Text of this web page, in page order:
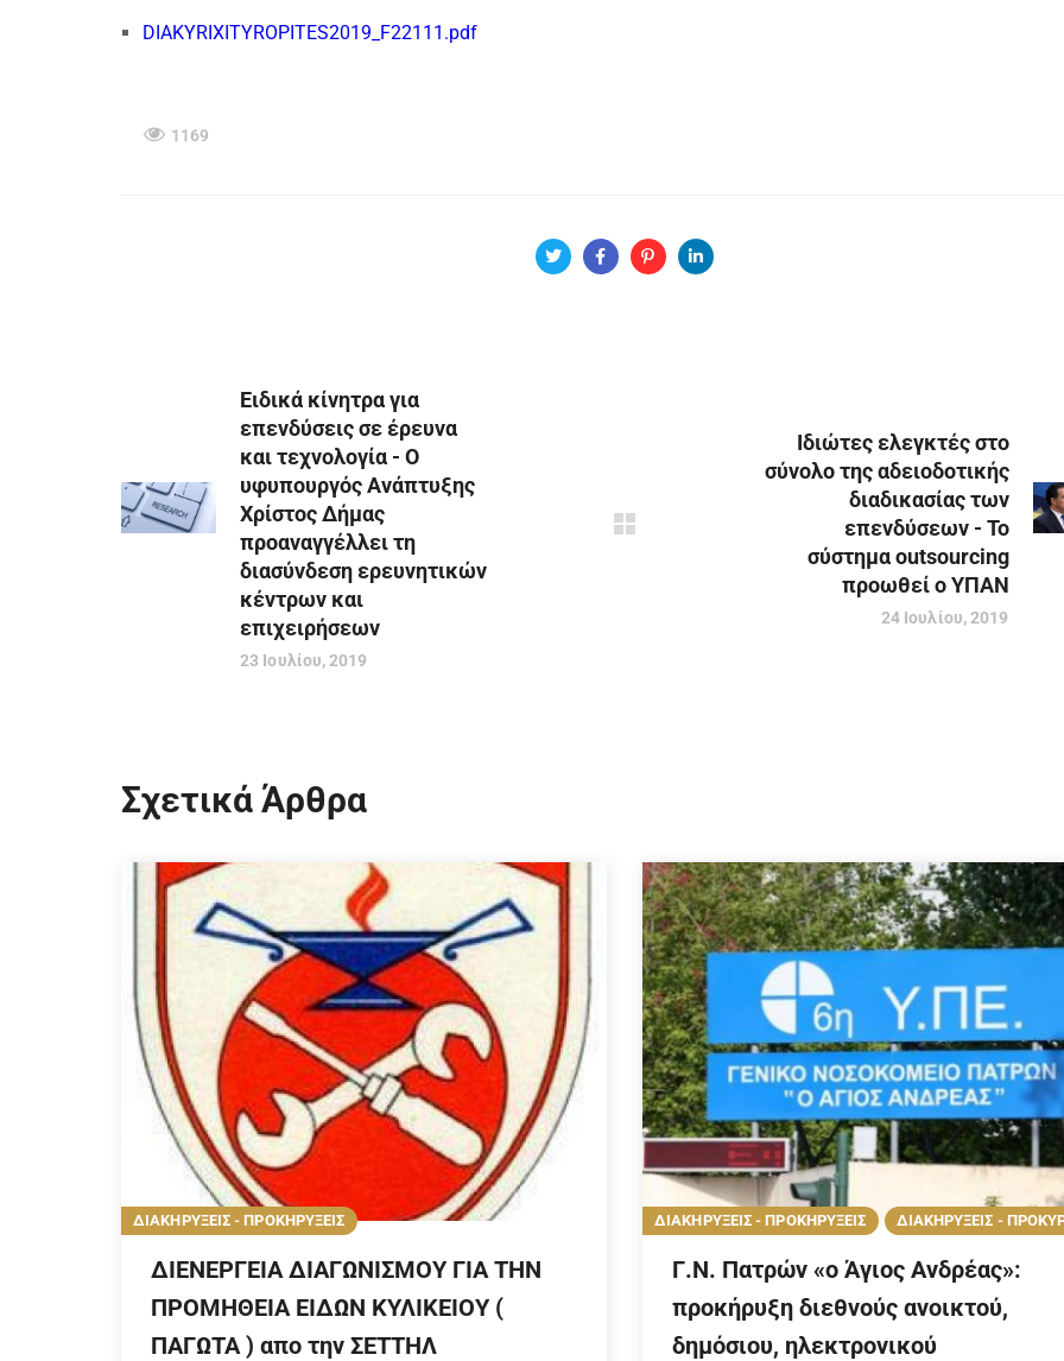
DIAKYRIXITYROPITES2019_F22111.pdf
1169
Ειδικά κίνητρα για
επενδύσεις σε έρευνα
και τεχνολογία - Ο
υφυπουργός Ανάπτυξης
Χρίστος Δήμας
προαναγγέλλει τη
διασύνδεση ερευνητικών
κέντρων και
επιχειρήσεων
23 Ιουλίου, 2019
Ιδιώτες ελεγκτές στο
σύνολο της αδειοδοτικής
διαδικασίας των
επενδύσεων - Το
σύστημα outsourcing
προωθεί ο ΥΠΑΝ
24 Ιουλίου, 2019
Σχετικά Άρθρα
ΔΙΑΚΗΡΥΞΕΙΣ - ΠΡΟΚΗΡΥΞΕΙΣ
ΔΙΕΝΕΡΓΕΙΑ ΔΙΑΓΩΝΙΣΜΟΥ ΓΙΑ ΤΗΝ
ΠΡΟΜΗΘΕΙΑ ΕΙΔΩΝ ΚΥΛΙΚΕΙΟΥ (
ΠΑΓΩΤΑ ) απο την ΣΕΤTΗΛ
ΔΙΑΚΗΡΥΞΕΙΣ - ΠΡΟΚΗΡΥΞΕΙΣ ΔΙΑΚΗΡΥΞΕΙΣ -
Γ.Ν. Πατρών «ο Άγιος Ανδρέας»:
προκήρυξη διεθνούς ανοικτού,
δημόσιου, ηλεκτρονικού